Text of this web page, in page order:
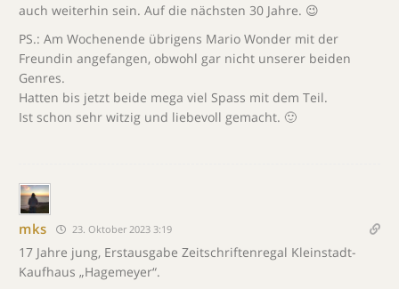
auch weiterhin sein. Auf die nächsten 30 Jahre. 😉
PS.: Am Wochenende übrigens Mario Wonder mit der
Freundin angefangen, obwohl gar nicht unserer beiden
Genres.
Hatten bis jetzt beide mega viel Spass mit dem Teil.
Ist schon sehr witzig und liebevoll gemacht. 🙂
mks 23. Oktober 2023 3:19
17 Jahre jung, Erstausgabe Zeitschriftenregal Kleinstadt-
Kaufhaus „Hagemeyer“.